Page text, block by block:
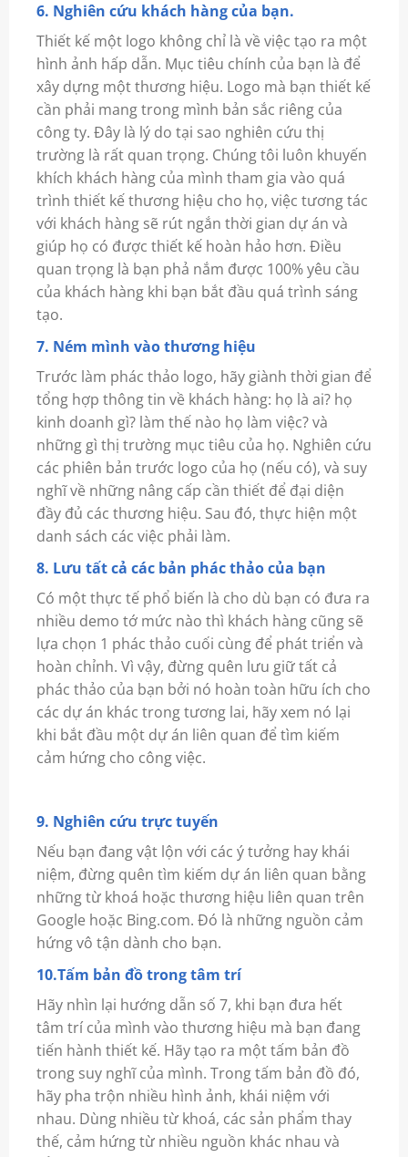
6. Nghiên cứu khách hàng của bạn.
Thiết kế một logo không chỉ là về việc tạo ra một
hình ảnh hấp dẫn. Mục tiêu chính của bạn là để
xây dựng một thương hiệu. Logo mà bạn thiết kế
cần phải mang trong mình bản sắc riêng của
công ty. Đây là lý do tại sao nghiên cứu thị
trường là rất quan trọng. Chúng tôi luôn khuyến
khích khách hàng của mình tham gia vào quá
trình thiết kế thương hiệu cho họ, việc tương tác
với khách hàng sẽ rút ngắn thời gian dự án và
giúp họ có được thiết kế hoàn hảo hơn. Điều
quan trọng là bạn phả nắm được 100% yêu cầu
của khách hàng khi bạn bắt đầu quá trình sáng
tạo.
7. Ném mình vào thương hiệu
Trước làm phác thảo logo, hãy giành thời gian để
tổng hợp thông tin về khách hàng: họ là ai? họ
kinh doanh gì? làm thế nào họ làm việc? và
những gì thị trường mục tiêu của họ. Nghiên cứu
các phiên bản trước logo của họ (nếu có), và suy
nghĩ về những nâng cấp cần thiết để đại diện
đầy đủ các thương hiệu. Sau đó, thực hiện một
danh sách các việc phải làm.
8. Lưu tất cả các bản phác thảo của bạn
Có một thực tế phổ biến là cho dù bạn có đưa ra
nhiều demo tớ mức nào thì khách hàng cũng sẽ
lựa chọn 1 phác thảo cuối cùng để phát triển và
hoàn chỉnh. Vì vậy, đừng quên lưu giữ tất cả
phác thảo của bạn bởi nó hoàn toàn hữu ích cho
các dự án khác trong tương lai, hãy xem nó lại
khi bắt đầu một dự án liên quan để tìm kiếm
cảm hứng cho công việc.
9. Nghiên cứu trực tuyến
Nếu bạn đang vật lộn với các ý tưởng hay khái
niệm, đừng quên tìm kiếm dự án liên quan bằng
những từ khoá hoặc thương hiệu liên quan trên
Google hoặc Bing.com. Đó là những nguồn cảm
hứng vô tận dành cho bạn.
10.Tấm bản đồ trong tâm trí
Hãy nhìn lại hướng dẫn số 7, khi bạn đưa hết
tâm trí của mình vào thương hiệu mà bạn đang
tiến hành thiết kế. Hãy tạo ra một tấm bản đồ
trong suy nghĩ của mình. Trong tấm bản đồ đó,
hãy pha trộn nhiều hình ảnh, khái niệm với
nhau. Dùng nhiều từ khoá, các sản phẩm thay
thế, cảm hứng từ nhiều nguồn khác nhau và